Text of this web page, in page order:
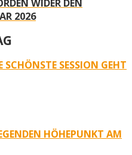
WIDER DEN
2026
SESSION GEHT
HÖHEPUNKT AM